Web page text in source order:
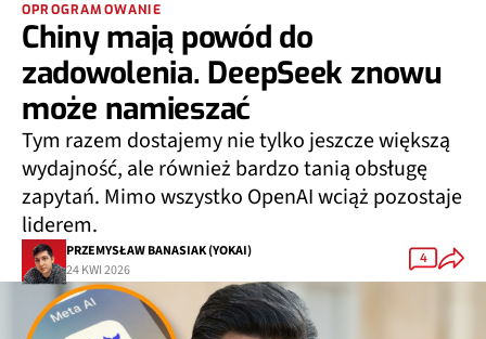
OPROGRAMOWANIE
Chiny mają powód do
zadowolenia. DeepSeek znowu
może namieszać
Tym razem dostajemy nie tylko jeszcze większą
wydajność, ale również bardzo tanią obsługę
zapytań. Mimo wszystko OpenAI wciąż pozostaje
liderem.
PRZEMYSŁAW BANASIAK (YOKAI)
24 KWI 2026
4